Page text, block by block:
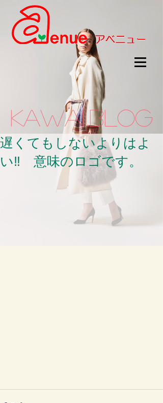
kawaii.BLOG
遅くてもしないよりはよ
い‼ 意味のロゴです。